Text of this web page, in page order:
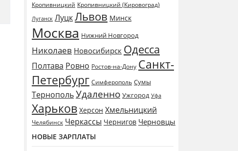
Кропивницкий Кропивницкий (Кировоград)
Луганск ЛуцкЛьвов Минск
Москва Нижний Новгород
Николаев Новосибирск Одесса
Полтава Ровно Ростов-на-Дону Санкт-
Петербург Симферополь Сумы
ТернопольУдаленно Ужгород Уфа
Харьков Херсон Хмельницкий
Челябинск Черкассы Чернигов Черновцы
НОВЫЕ ЗАРПЛАТЫ